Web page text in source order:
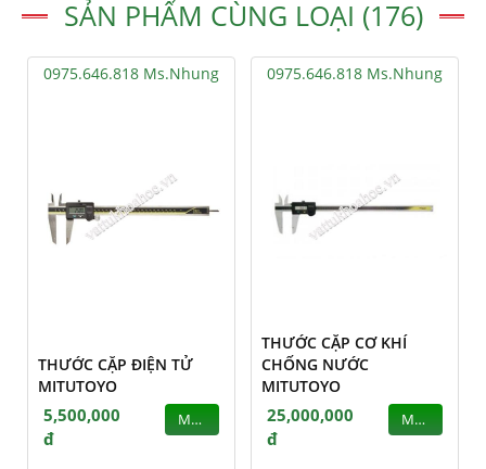
SẢN PHẨM CÙNG LOẠI (176)
0975.646.818 Ms.Nhung
THƯỚC CẶP ĐIỆN TỬ
MITUTOYO
5,500,000
đ
MUA
0975.646.818 Ms.Nhung
THƯỚC CẶP CƠ KHÍ
CHỐNG NƯỚC
MITUTOYO
25,000,000
đ
MUA